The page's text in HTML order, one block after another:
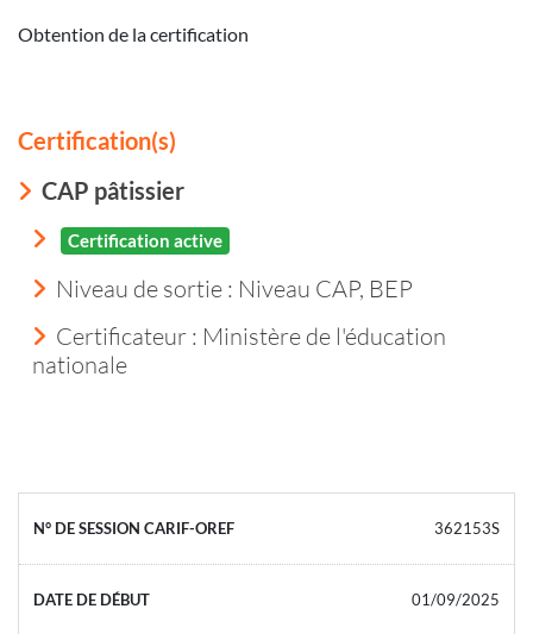
Obtention de la certification
Certification(s)
CAP pâtissier
Certification active
Niveau de sortie : Niveau CAP, BEP
Certificateur : Ministère de l'éducation
nationale
362153S
01/09/2025